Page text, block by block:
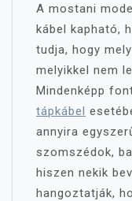
A mostani
kábel kapható,
tudja, hogy
melyikkel nem
Mindenképp
tápkábel
annyira
szomszédok,
hiszen nekik
hangoztatják,